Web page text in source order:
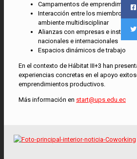
Campamentos de emprendimiento,
Interacción entre los miembros del
ambiente multidisciplinar
Alianzas con empresas e
nacionales e internacionales
Espacios dinámicos de trabajo
En el contexto de Hábitat III+3 han
experiencias concretas en el apoyo
emprendimientos productivos.
Más información en start@ups.edu.ec